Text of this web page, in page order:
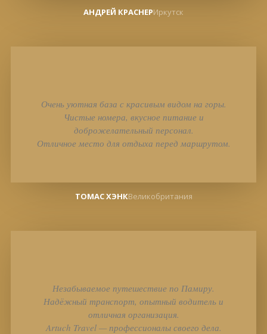
АНДРЕЙ КРАСНЕРИркутск
Очень уютная база с красивым видом на горы.
Чистые номера, вкусное питание и
доброжелательный персонал.
Отличное место для отдыха перед маршрутом.
ТОМАС ХЭНКВеликобритания
Незабываемое путешествие по Памиру.
Надёжный транспорт, опытный водитель и
отличная организация.
Artuch Travel — профессионалы своего дела.